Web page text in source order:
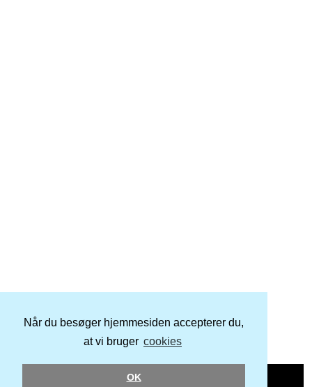
Når du besøger hjemmesiden accepterer du,
at vi bruger cookies
OK